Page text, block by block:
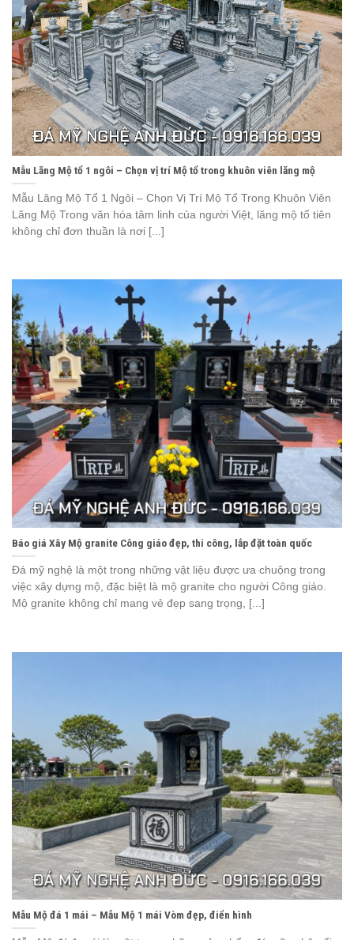
Mẫu Lăng Mộ tổ 1 ngôi – Chọn vị trí Mộ tổ trong khuôn viên lăng mộ
Mẫu Lăng Mộ Tổ 1 Ngôi – Chọn Vị Trí Mộ Tổ Trong Khuôn Viên
Lăng Mộ Trong văn hóa tâm linh của người Việt, lăng mộ tổ tiên
không chỉ đơn thuần là nơi [...]
Báo giá Xây Mộ granite Công giáo đẹp, thi công, lắp đặt toàn quốc
Đá mỹ nghệ là một trong những vật liệu được ưa chuộng trong
việc xây dựng mộ, đặc biệt là mộ granite cho người Công giáo.
Mộ granite không chỉ mang vẻ đẹp sang trọng, [...]
Mẫu Mộ đá 1 mái – Mẫu Mộ 1 mái Vòm đẹp, điển hình